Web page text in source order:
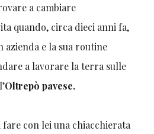
a cambiare
quando, circa dieci anni fa,
azienda e la sua routine
a lavorare la terra sulle
Oltrepò pavese.
con lei una chiacchierata